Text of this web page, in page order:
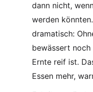
dann nicht,
werden
dramatisch:
bewässert
Ernte reif ist.
Essen mehr,